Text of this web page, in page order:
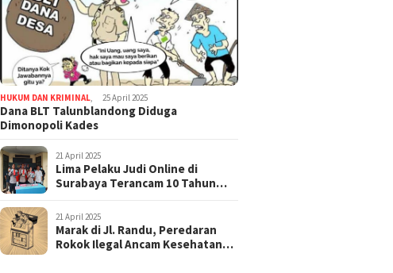
HUKUM DAN KRIMINAL 25 April 2025
Dana BLT Talunblandong Diduga
Dimonopoli Kades
21 April 2025
Lima Pelaku Judi Online di
Surabaya Terancam 10 Tahun
21 April 2025
Marak di Jl. Randu, Peredaran
Rokok Ilegal Ancam Kesehatan